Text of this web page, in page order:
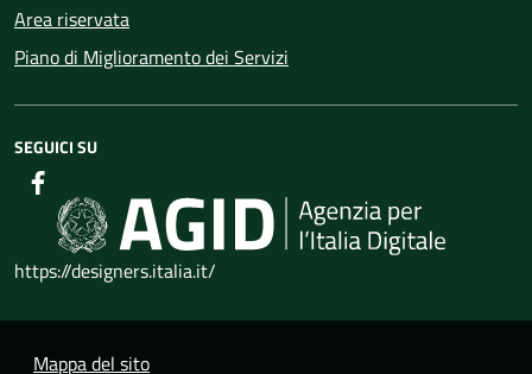
Area riservata
Piano di Miglioramento dei Servizi
SEGUICI SU
https://designers.italia.it/
Mappa del sito